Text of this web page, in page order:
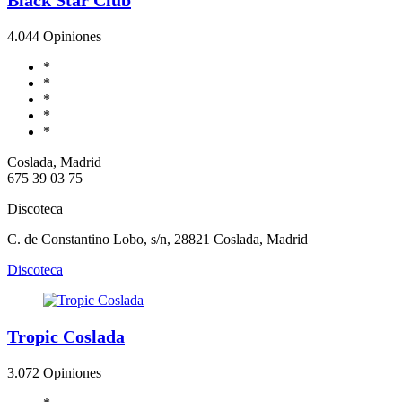
4.044 Opiniones
*
*
*
*
*
Coslada, Madrid
675 39 03 75
Discoteca
C. de Constantino Lobo, s/n, 28821 Coslada, Madrid
Discoteca
Tropic Coslada
3.072 Opiniones